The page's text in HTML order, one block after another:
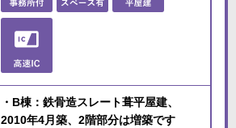
・B棟：鉄骨造スレート葺平屋建、
2010年4月築、2階部分は増築です